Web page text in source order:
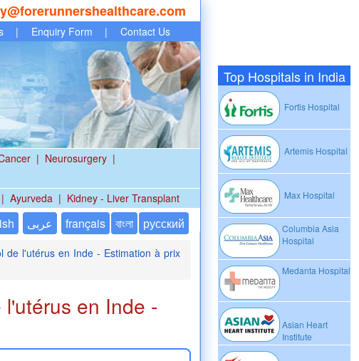
Top Hospitals in India
Fortis Hospital
Artemis Hospital
Max Hospital
Columbia Asia
Hospital
Medanta Hospital
Asian Heart
Institute
| Enquiry Form | Contact Us
| Neurosurgery |
| Ayurveda | Kidney - Liver Transplant
عربى français বাংলা русский
de l'utérus en Inde - Estimation à prix
en Inde -